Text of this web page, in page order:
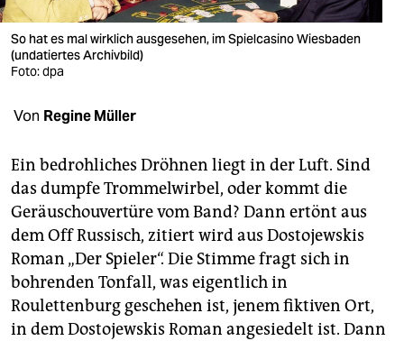
verlag
veranstaltungen
fragen & hilfe
unterstützen
abo
genossenschaft
epaper login
So hat es mal wirklich ausgesehen, im Spielcasino Wiesbaden
(undatiertes Archivbild)
Foto: dpa
Von Regine Müller
Ein bedrohliches Dröhnen liegt in der Luft. Sind
das dumpfe Trommelwirbel, oder kommt die
Geräuschouvertüre vom Band? Dann ertönt aus
dem Off Russisch, zitiert wird aus Dostojewskis
Roman „Der Spieler“. Die Stimme fragt sich in
bohrenden Tonfall, was eigentlich in
Roulettenburg geschehen ist, jenem fiktiven Ort,
in dem Dostojewskis Roman angesiedelt ist. Dann